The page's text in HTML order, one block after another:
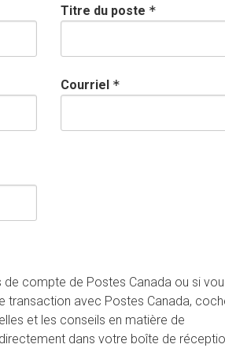
Titre du poste *
Courriel *
de compte de Postes Canada ou si
transaction avec Postes Canada,
et les conseils en matière de
dans votre boîte de